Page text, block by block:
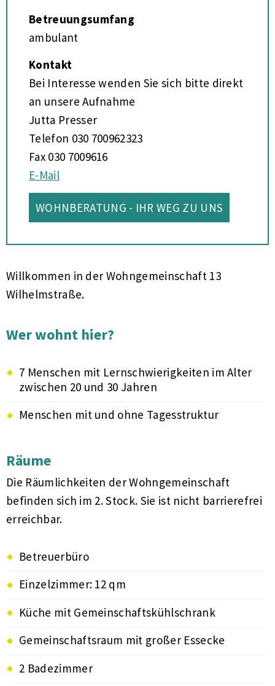
Betreuungsumfang
ambulant
Kontakt
Bei Interesse wenden Sie sich bitte direkt
an unsere Aufnahme
Jutta Presser
Telefon 030 700962323
Fax 030 7009616
E-Mail
WOHNBERATUNG - IHR WEG ZU UNS
Willkommen in der Wohngemeinschaft 13
Wilhelmstraße.
Wer wohnt hier?
7 Menschen mit Lernschwierigkeiten im Alter
zwischen 20 und 30 Jahren
Menschen mit und ohne Tagesstruktur
Räume
Die Räumlichkeiten der Wohngemeinschaft
befinden sich im 2. Stock. Sie ist nicht barrierefrei
erreichbar.
Betreuerbüro
Einzelzimmer: 12 qm
Küche mit Gemeinschaftskühlschrank
Gemeinschaftsraum mit großer Essecke
2 Badezimmer